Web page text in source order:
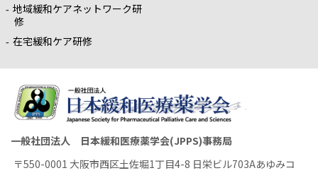
地域緩和ケアネットワーク研
修
在宅緩和ケア研修
一般社団法人 日本緩和医療薬学会(JPPS)事務局
〒550-0001 大阪市西区土佐堀1丁目4-8 日栄ビル703Aあゆみコ